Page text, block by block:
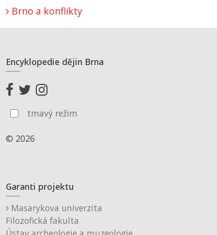
Brno a konflikty
Encyklopedie dějin Brna
tmavý režim
© 2026
Garanti projektu
Masarykova univerzita
Filozofická fakulta